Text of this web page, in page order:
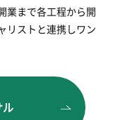
業まで各工程から開
リストと連携しワン
ル